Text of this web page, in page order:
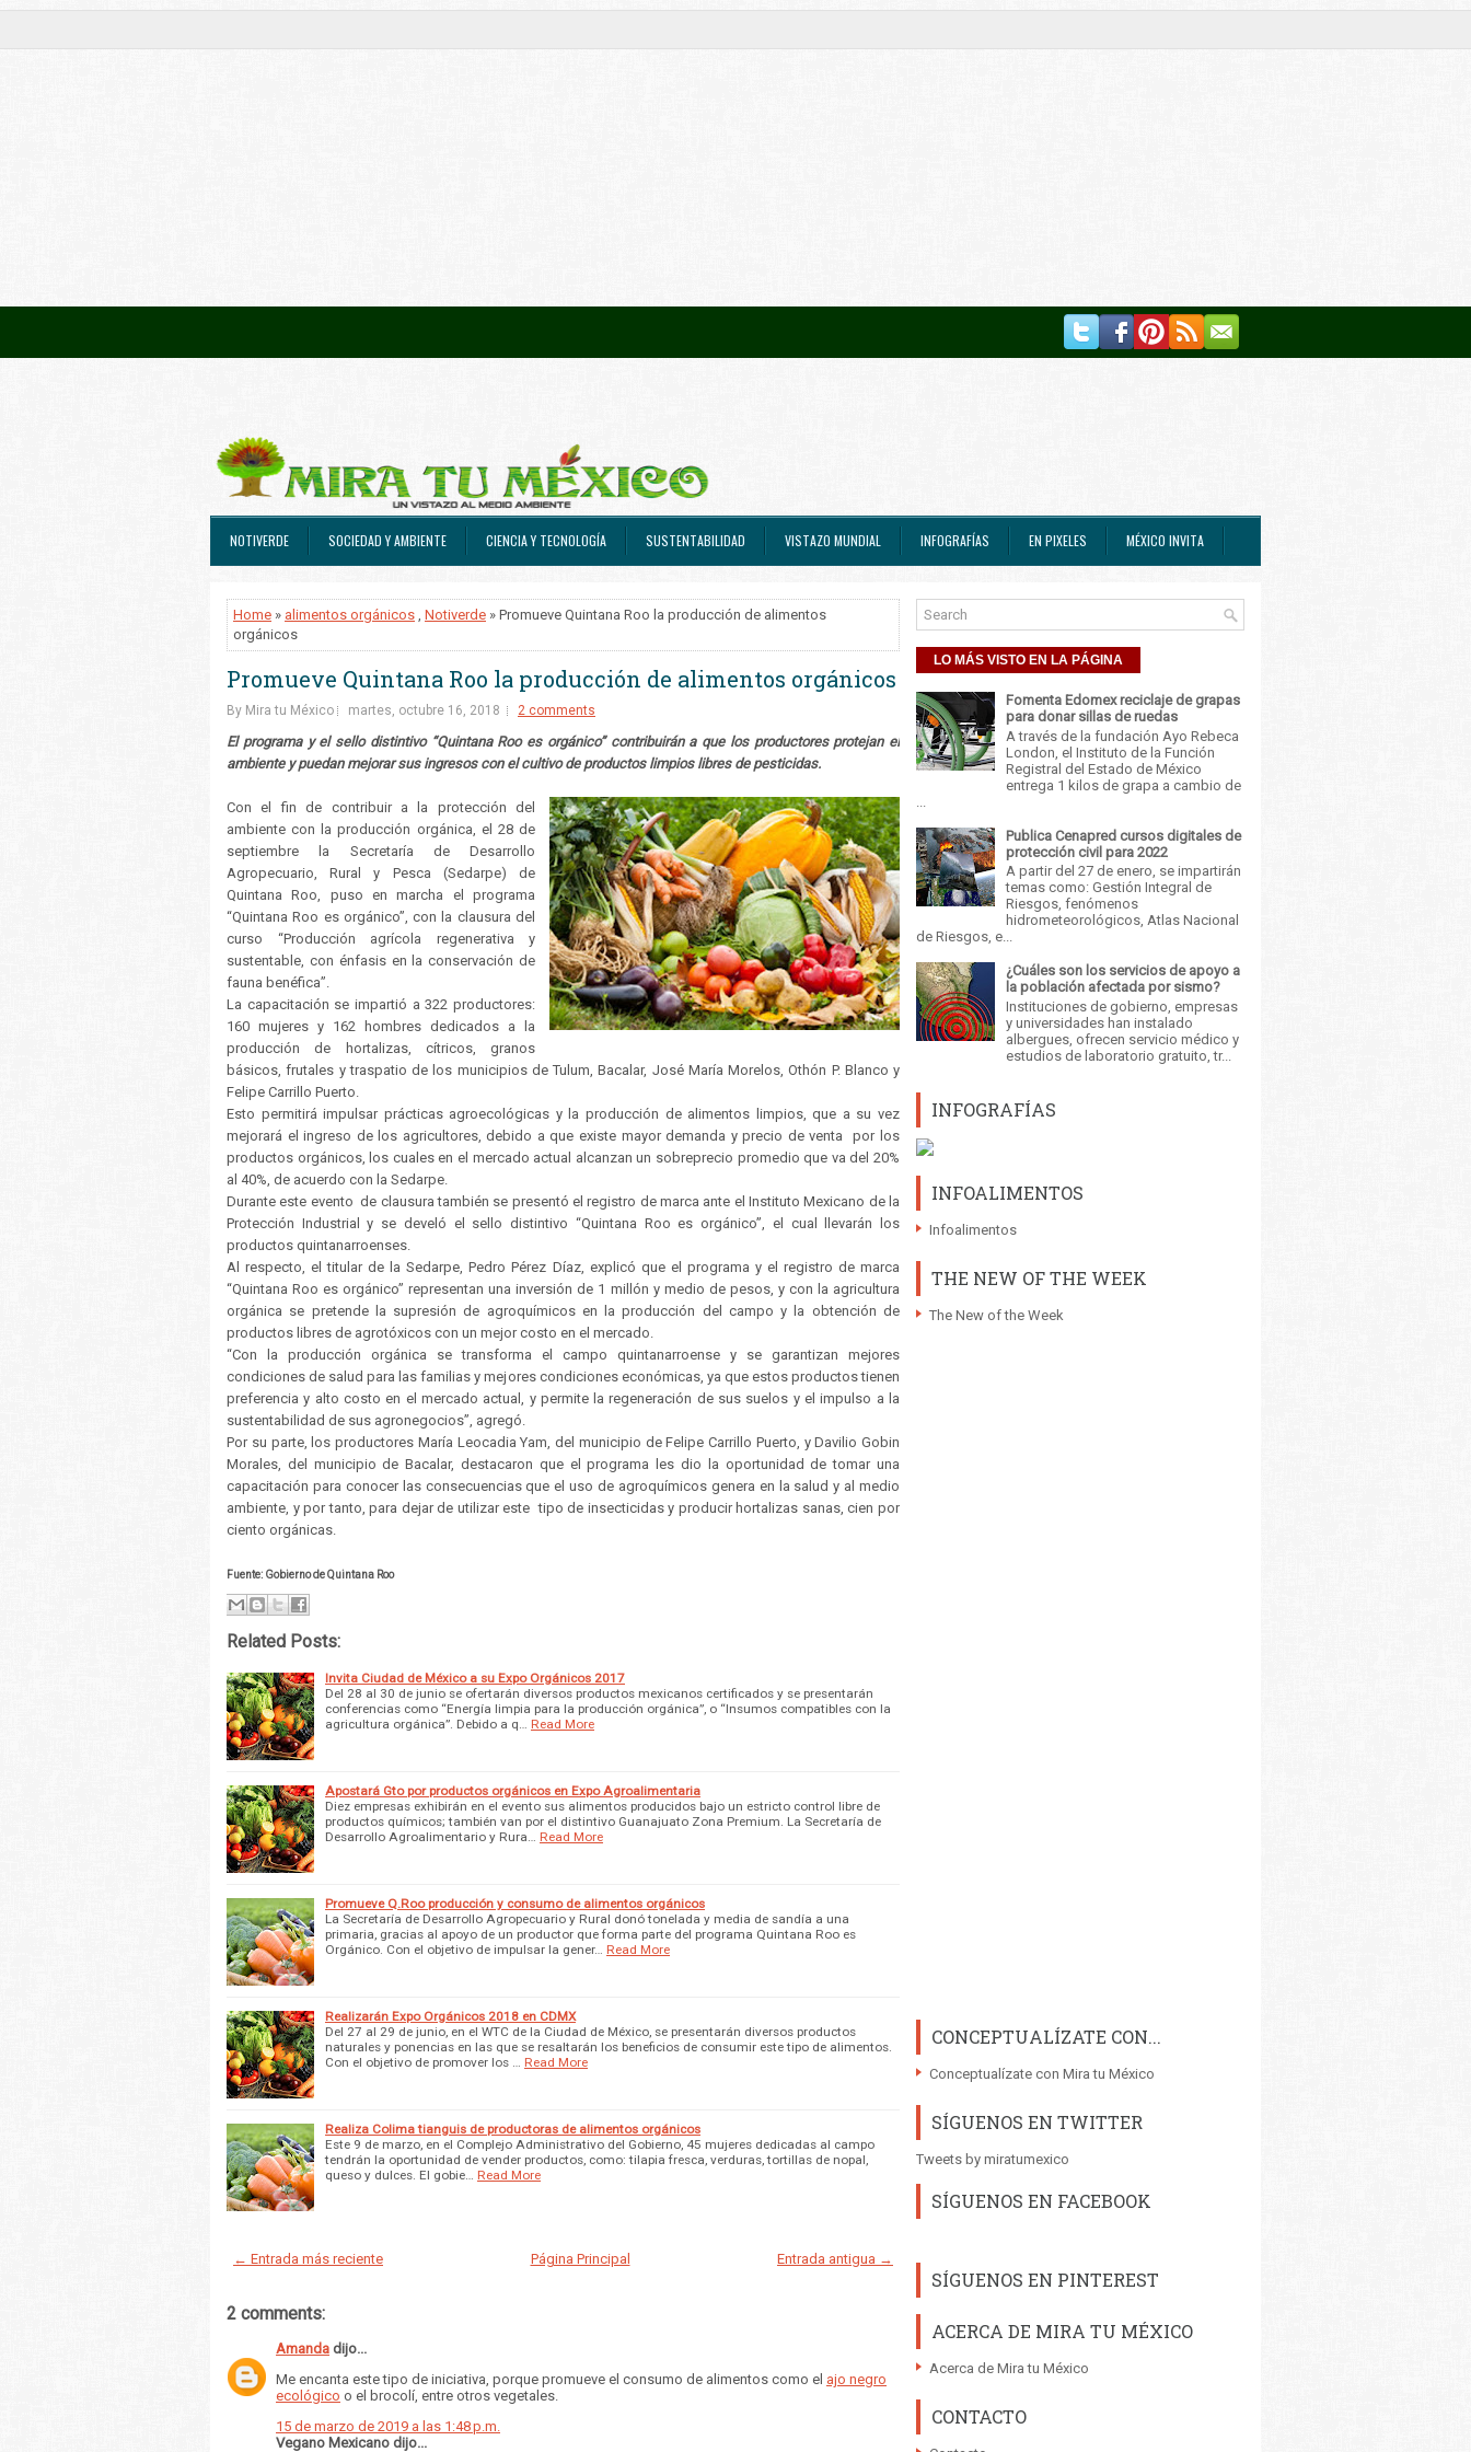
NOTIVERDE SOCIEDAD Y AMBIENTE CIENCIA Y TECNOLOGÍA SUSTENTABILIDAD VISTAZO MUNDIAL INFOGRAFÍAS EN PIXELES MÉXICO INVITA
Home » alimentos orgánicos , Notiverde » Promueve Quintana Roo la producción de alimentos
orgánicos
Promueve Quintana Roo la producción de alimentos orgánicos
By Mira tu México martes, octubre 16, 2018 2 comments
El programa y el sello distintivo “Quintana Roo es orgánico” contribuirán a que los productores protejan el
ambiente y puedan mejorar sus ingresos con el cultivo de productos limpios libres de pesticidas.
Con el fin de contribuir a la protección del
ambiente con la producción orgánica, el 28 de
septiembre la Secretaría de Desarrollo
Agropecuario, Rural y Pesca (Sedarpe) de
Quintana Roo, puso en marcha el programa
“Quintana Roo es orgánico”, con la clausura del
curso “Producción agrícola regenerativa y
sustentable, con énfasis en la conservación de
fauna benéfica”.
La capacitación se impartió a 322 productores:
160 mujeres y 162 hombres dedicados a la
producción de hortalizas, cítricos, granos
básicos, frutales y traspatio de los municipios de Tulum, Bacalar, José María Morelos, Othón P. Blanco y
Felipe Carrillo Puerto.
Esto permitirá impulsar prácticas agroecológicas y la producción de alimentos limpios, que a su vez
mejorará el ingreso de los agricultores, debido a que existe mayor demanda y precio de venta por los
productos orgánicos, los cuales en el mercado actual alcanzan un sobreprecio promedio que va del 20%
al 40%, de acuerdo con la Sedarpe.
Durante este evento de clausura también se presentó el registro de marca ante el Instituto Mexicano de la
Protección Industrial y se develó el sello distintivo “Quintana Roo es orgánico”, el cual llevarán los
productos quintanarroenses.
Al respecto, el titular de la Sedarpe, Pedro Pérez Díaz, explicó que el programa y el registro de marca
“Quintana Roo es orgánico” representan una inversión de 1 millón y medio de pesos, y con la agricultura
orgánica se pretende la supresión de agroquímicos en la producción del campo y la obtención de
productos libres de agrotóxicos con un mejor costo en el mercado.
“Con la producción orgánica se transforma el campo quintanarroense y se garantizan mejores
condiciones de salud para las familias y mejores condiciones económicas, ya que estos productos tienen
preferencia y alto costo en el mercado actual, y permite la regeneración de sus suelos y el impulso a la
sustentabilidad de sus agronegocios”, agregó.
Por su parte, los productores María Leocadia Yam, del municipio de Felipe Carrillo Puerto, y Davilio Gobin
Morales, del municipio de Bacalar, destacaron que el programa les dio la oportunidad de tomar una
capacitación para conocer las consecuencias que el uso de agroquímicos genera en la salud y al medio
ambiente, y por tanto, para dejar de utilizar este tipo de insecticidas y producir hortalizas sanas, cien por
ciento orgánicas.
Fuente: Gobierno de Quintana Roo
Related Posts:
Invita Ciudad de México a su Expo Orgánicos 2017
Del 28 al 30 de junio se ofertarán diversos productos mexicanos certificados y se presentarán
conferencias como “Energía limpia para la producción orgánica”, o “Insumos compatibles con la
agricultura orgánica”. Debido a q…
Read More
Apostará Gto por productos orgánicos en Expo Agroalimentaria
Diez empresas exhibirán en el evento sus alimentos producidos bajo un estricto control libre de
productos químicos; también van por el distintivo Guanajuato Zona Premium. La Secretaría de
Desarrollo Agroalimentario y Rura…
Read More
Promueve Q.Roo producción y consumo de alimentos orgánicos
La Secretaría de Desarrollo Agropecuario y Rural donó tonelada y media de sandía a una
primaria, gracias al apoyo de un productor que forma parte del programa Quintana Roo es
Orgánico. Con el objetivo de impulsar la gener…
Read More
Realizarán Expo Orgánicos 2018 en CDMX
Del 27 al 29 de junio, en el WTC de la Ciudad de México, se presentarán diversos productos
naturales y ponencias en las que se resaltarán los beneficios de consumir este tipo de alimentos.
Con el objetivo de promover los …
Read More
Realiza Colima tianguis de productoras de alimentos orgánicos
Este 9 de marzo, en el Complejo Administrativo del Gobierno, 45 mujeres dedicadas al campo
tendrán la oportunidad de vender productos, como: tilapia fresca, verduras, tortillas de nopal,
queso y dulces. El gobie…
Read More
← Entrada más reciente Entrada antigua →
Página Principal
2 comments:
Amanda dijo...
Me encanta este tipo de iniciativa, porque promueve el consumo de alimentos como el ajo negro
ecológico o el brocolí, entre otros vegetales.
15 de marzo de 2019 a las 1:48 p.m.
Vegano Mexicano dijo...
LO MÁS VISTO EN LA PÁGINA
Fomenta Edomex reciclaje de grapas
para donar sillas de ruedas
A través de la fundación Ayo Rebeca
London, el Instituto de la Función
Registral del Estado de México
entrega 1 kilos de grapa a cambio de
Publica Cenapred cursos digitales de
protección civil para 2022
A partir del 27 de enero, se impartirán
temas como: Gestión Integral de
Riesgos, fenómenos
hidrometeorológicos, Atlas Nacional
de Riesgos, e...
¿Cuáles son los servicios de apoyo a
la población afectada por sismo?
Instituciones de gobierno, empresas
y universidades han instalado
albergues, ofrecen servicio médico y
estudios de laboratorio gratuito, tr...
INFOGRAFÍAS
INFOALIMENTOS
Infoalimentos
THE NEW OF THE WEEK
The New of the Week
CONCEPTUALÍZATE CON...
Conceptualízate con Mira tu México
SÍGUENOS EN TWITTER
Tweets by miratumexico
SÍGUENOS EN FACEBOOK
SÍGUENOS EN PINTEREST
ACERCA DE MIRA TU MÉXICO
Acerca de Mira tu México
CONTACTO